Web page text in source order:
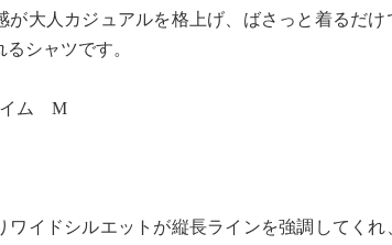
が大人カジュアルを格上げ、ばさっと着るだけ
シャツです。
イム M
ワイドシルエットが縦長ラインを強調してくれ